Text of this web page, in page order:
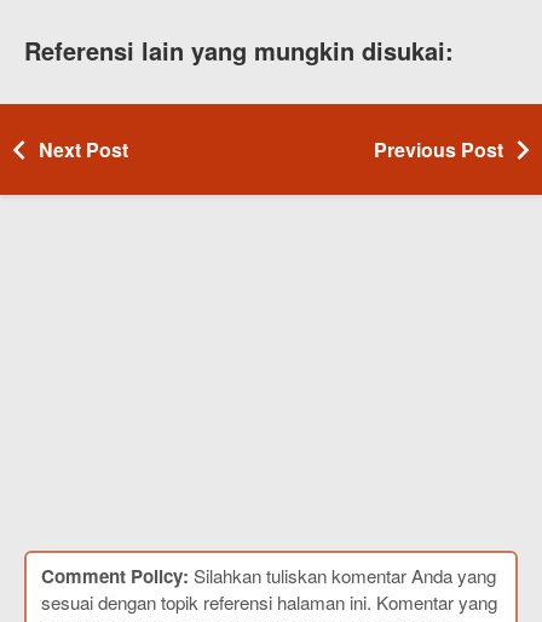
Referensi lain yang mungkin disukai:
Next Post Previous Post
Comment Policy: Silahkan tuliskan komentar Anda yang
sesuai dengan topik referensi halaman ini. Komentar yang